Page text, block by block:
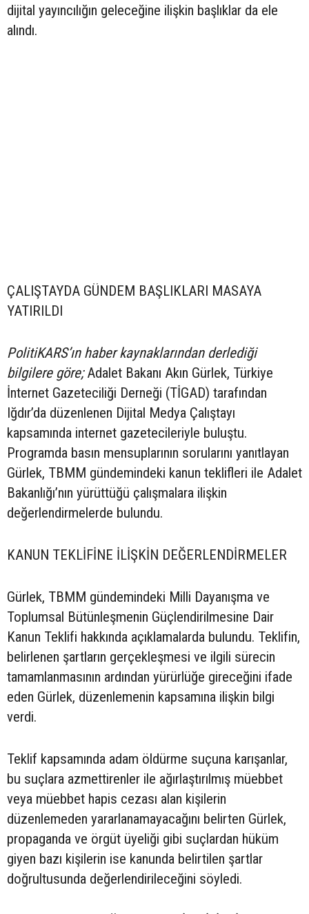
dijital yayıncılığın geleceğine ilişkin başlıklar da ele
alındı.
ÇALIŞTAYDA GÜNDEM BAŞLIKLARI MASAYA
YATIRILDI
PolitiKARS’ın haber kaynaklarından derlediği
bilgilere göre;Adalet Bakanı Akın Gürlek, Türkiye
İnternet Gazeteciliği Derneği (TİGAD) tarafından
Iğdır’da düzenlenen Dijital Medya Çalıştayı
kapsamında internet gazetecileriyle buluştu.
Programda basın mensuplarının sorularını yanıtlayan
Gürlek, TBMM gündemindeki kanun teklifleri ile Adalet
Bakanlığı’nın yürüttüğü çalışmalara ilişkin
değerlendirmelerde bulundu.
KANUN TEKLİFİNE İLİŞKİN DEĞERLENDİRMELER
Gürlek, TBMM gündemindeki Milli Dayanışma ve
Toplumsal Bütünleşmenin Güçlendirilmesine Dair
Kanun Teklifi hakkında açıklamalarda bulundu. Teklifin,
belirlenen şartların gerçekleşmesi ve ilgili sürecin
tamamlanmasının ardından yürürlüğe gireceğini ifade
eden Gürlek, düzenlemenin kapsamına ilişkin bilgi
verdi.
Teklif kapsamında adam öldürme suçuna karışanlar,
bu suçlara azmettirenler ile ağırlaştırılmış müebbet
veya müebbet hapis cezası alan kişilerin
düzenlemeden yararlanamayacağını belirten Gürlek,
propaganda ve örgüt üyeliği gibi suçlardan hüküm
giyen bazı kişilerin ise kanunda belirtilen şartlar
doğrultusunda değerlendirileceğini söyledi.